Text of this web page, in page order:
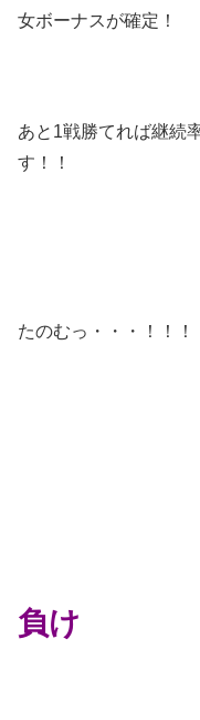
女ボーナスが確定！
あと1戦勝てれば継続
す！！
たのむっ・・・！！！
負け